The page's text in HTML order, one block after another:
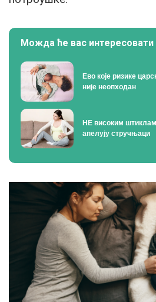
Можда ће вас интересовати
Ево које ризике
није неопходан
НЕ високим
апелују стручњаци